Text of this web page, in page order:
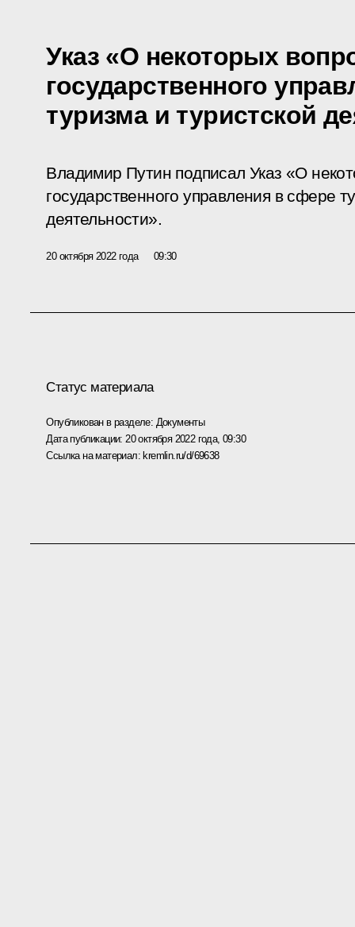
Указ «О некоторых
государственного
туризма и туристской
Владимир Путин подписал Указ «О
государственного управления в сфере
деятельности».
20 октября 2022 года 09:30
Статус материала
Опубликован в разделе: Документы
Дата публикации: 20 октября 2022 года, 09:30
Ссылка на материал: kremlin.ru/d/69638